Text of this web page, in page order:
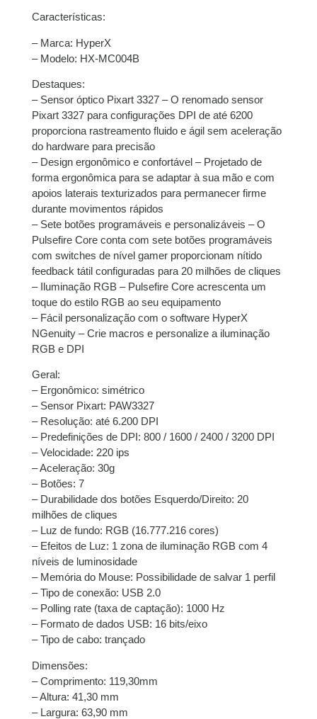
juros
Características:
– Marca: HyperX
– Modelo: HX-MC004B
Destaques:
– Sensor óptico Pixart 3327 – O renomado sensor
Pixart 3327 para configurações DPI de até 6200
proporciona rastreamento fluido e ágil sem aceleração
do hardware para precisão
– Design ergonômico e confortável – Projetado de
forma ergonômica para se adaptar à sua mão e com
apoios laterais texturizados para permanecer firme
durante movimentos rápidos
– Sete botões programáveis e personalizáveis – O
Pulsefire Core conta com sete botões programáveis
com switches de nível gamer proporcionam nítido
feedback tátil configuradas para 20 milhões de cliques
– Iluminação RGB – Pulsefire Core acrescenta um
toque do estilo RGB ao seu equipamento
– Fácil personalização com o software HyperX
NGenuity – Crie macros e personalize a iluminação
RGB e DPI
Geral:
– Ergonômico: simétrico
– Sensor Pixart: PAW3327
– Resolução: até 6.200 DPI
– Predefinições de DPI: 800 / 1600 / 2400 / 3200 DPI
– Velocidade: 220 ips
– Aceleração: 30g
– Botões: 7
– Durabilidade dos botões Esquerdo/Direito: 20
milhões de cliques
– Luz de fundo: RGB (16.777.216 cores)
– Efeitos de Luz: 1 zona de iluminação RGB com 4
níveis de luminosidade
– Memória do Mouse: Possibilidade de salvar 1 perfil
– Tipo de conexão: USB 2.0
– Polling rate (taxa de captação): 1000 Hz
– Formato de dados USB: 16 bits/eixo
– Tipo de cabo: trançado
Dimensões:
– Comprimento: 119,30mm
– Altura: 41,30 mm
– Largura: 63,90 mm